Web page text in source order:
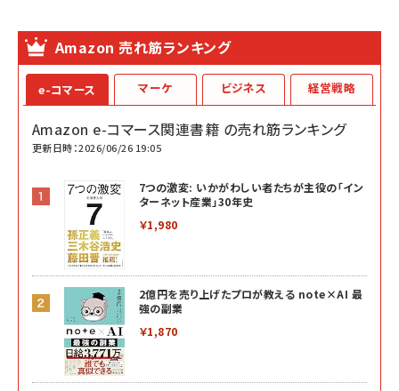
Amazon 売れ筋ランキング
e-コマース
Amazon e-コマース関連書籍 の売れ筋ランキング
更新日時：2026/06/26 19:05
7つの激変: いかがわしい者たちが主役の「イン
ターネット産業」30年史
￥1,980
2億円を売り上げたプロが教える note×AI 最
強の副業
￥1,870
マーケ ビジネス 経営戦略